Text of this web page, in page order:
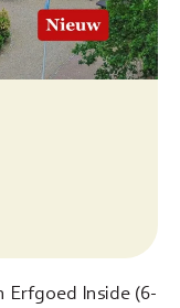
Erfgoed Inside (6-